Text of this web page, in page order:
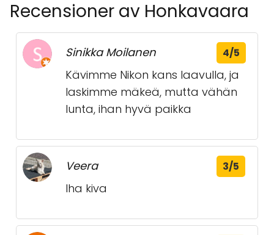
Recensioner av Honkavaara
Sinikka Moilanen 4/5
Kävimme Nikon kans laavulla, ja
laskimme mäkeä, mutta vähän
lunta, ihan hyvä paikka
Veera 3/5
Iha kiva